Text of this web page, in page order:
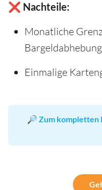
❌ Nachteile:
Monatliche
Einmalige
🔎 Zum kompletten